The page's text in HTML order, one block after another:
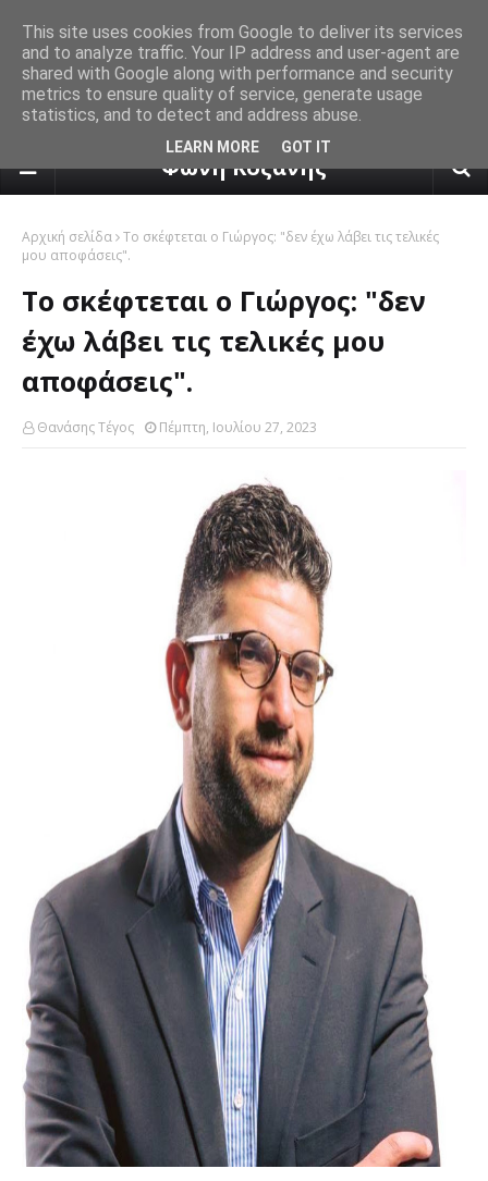
πρόγνωση καιρού από το
Φωνή Κοζάνης
Αρχική σελίδα Το σκέφτεται ο Γιώργος: "δεν έχω λάβει τις τελικές
μου αποφάσεις".
Το σκέφτεται ο Γιώργος: "δεν
έχω λάβει τις τελικές μου
αποφάσεις".
Θανάσης Τέγος Πέμπτη, Ιουλίου 27, 2023
This site uses cookies from Google to deliver its services
and to analyze traffic. Your IP address and user-agent are
shared with Google along with performance and security
metrics to ensure quality of service, generate usage
statistics, and to detect and address abuse.
LEARN MORE GOT IT